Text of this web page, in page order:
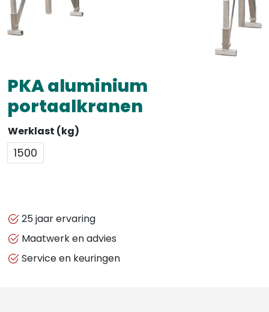
PKA aluminium
portaalkranen
Werklast (kg)
1500
25 jaar ervaring
Maatwerk en advies
Service en keuringen